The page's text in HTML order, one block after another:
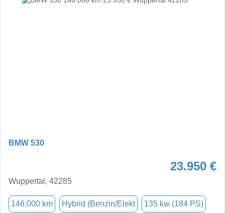
BMW 530
23.950 €
Wuppertal, 42285
146.000 km Hybrid (Benzin/Elekt 135 kw (184 PS)